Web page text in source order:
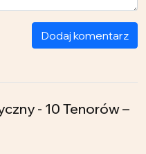
Dodaj komentarz
- 10 Tenorów –